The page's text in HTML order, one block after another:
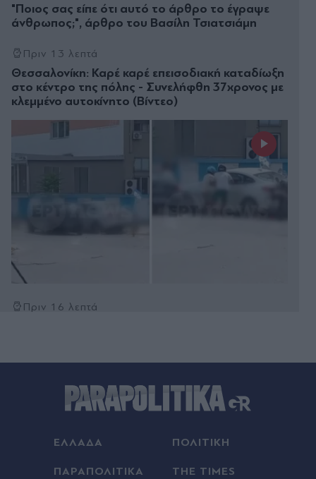
"Ποιος σας είπε ότι αυτό το άρθρο το έγραψε
άνθρωπος;", άρθρο του Βασίλη Τσιατσιάμη
Πριν 13 λεπτά
Θεσσαλονίκη: Καρέ καρέ επεισοδιακή καταδίωξη
στο κέντρο της πόλης - Συνελήφθη 37χρονος με
κλεμμένο αυτοκίνητο (Βίντεο)
Πριν 16 λεπτά
Πριν 18 λεπτά
Ολυμπιακός: Με Έσε η αποστολή για την ρεβάνς
Πριν 21 λεπτά
"Εξοικονομώ - Επιχειρώ": Παράταση έως τις 30
ΕΛΛΑΔΑ ΠΟΛΙΤΙΚΗ
ΠΑΡΑΠΟΛΙΤΙΚΑ THE TIMES